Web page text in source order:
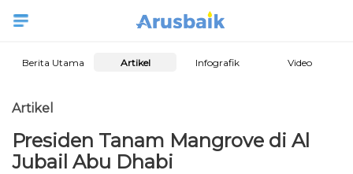
Berita Utama Artikel Infografik Video
Artikel
Presiden Tanam Mangrove di Al
Jubail Abu Dhabi